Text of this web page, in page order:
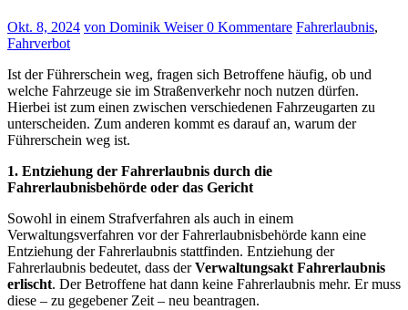
Okt. 8, 2024 von Dominik Weiser0 Kommentare Fahrerlaubnis,
Fahrverbot
Ist der Führerschein weg, fragen sich Betroffene häufig, ob und
welche Fahrzeuge sie im Straßenverkehr noch nutzen dürfen.
Hierbei ist zum einen zwischen verschiedenen Fahrzeugarten zu
unterscheiden. Zum anderen kommt es darauf an, warum der
Führerschein weg ist.
1. Entziehung der Fahrerlaubnis durch die
Fahrerlaubnisbehörde oder das Gericht
Sowohl in einem Strafverfahren als auch in einem
Verwaltungsverfahren vor der Fahrerlaubnisbehörde kann eine
Entziehung der Fahrerlaubnis stattfinden. Entziehung der
Fahrerlaubnis bedeutet, dass derVerwaltungsakt Fahrerlaubnis
erlischt. Der Betroffene hat dann keine Fahrerlaubnis mehr. Er muss
diese – zu gegebener Zeit – neu beantragen.